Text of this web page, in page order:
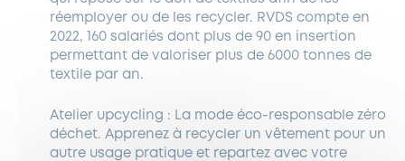
réemployer ou de les recycler. RVDS compte en
2022, 160 salariés dont plus de 90 en insertion
permettant de valoriser plus de 6000 tonnes de
textile par an.
Atelier upcycling : La mode éco-responsable zéro
déchet. Apprenez à recycler un vêtement pour un
autre usage pratique et repartez avec votre